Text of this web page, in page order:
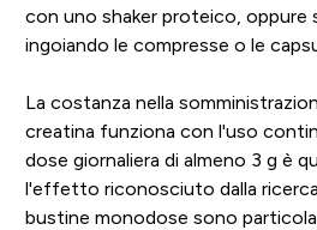
con uno shaker proteico, oppure
ingoiando le compresse o le
La costanza nella
creatina funziona con l'uso
dose giornaliera di almeno 3 g è
l'effetto riconosciuto dalla ricerca
bustine monodose sono